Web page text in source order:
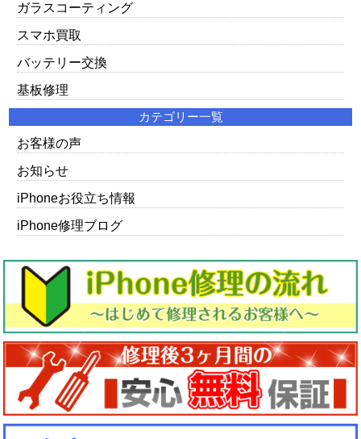
ガラスコーティング
スマホ買取
バッテリー交換
基板修理
カテゴリー一覧
お客様の声
お知らせ
iPhoneお役立ち情報
iPhone修理ブログ